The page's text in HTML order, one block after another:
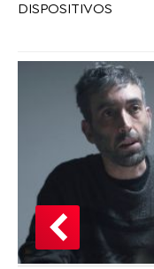
DISPOSITIVOS